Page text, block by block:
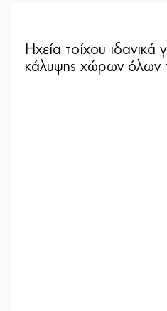
Ηχεία τοίχου
κάλυψης χώρων όλων